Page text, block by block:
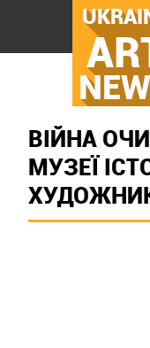
ВІЙНА
МУЗЕЇ